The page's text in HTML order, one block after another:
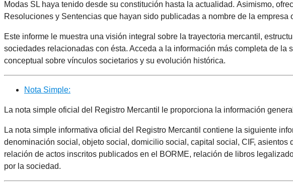
Modas SL haya tenido desde su constitución hasta la actualidad. Asimismo,
Resoluciones y Sentencias que hayan sido publicadas a nombre de la empresa
Este informe le muestra una visión integral sobre la trayectoria mercantil,
sociedades relacionadas con ésta. Acceda a la información más completa de la
conceptual sobre vínculos societarios y su evolución histórica.
Nota Simple:
La nota simple oficial del Registro Mercantil le proporciona la información
La nota simple informativa oficial del Registro Mercantil contiene la siguiente
denominación social, objeto social, domicilio social, capital social, CIF, asientos
relación de actos inscritos publicados en el BORME, relación de libros
por la sociedad.